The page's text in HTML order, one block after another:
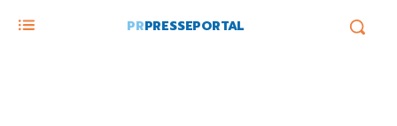
PRPRESSEPORTAL